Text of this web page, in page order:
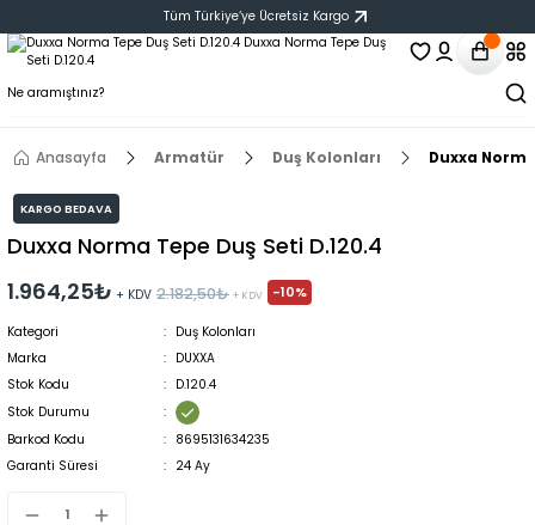
Tüm Türkiye‘ye Ücretsiz Kargo
Anasayfa Armatür Duş Kolonları Duxxa
KARGO BEDAVA
Duxxa Norma Tepe Duş Seti D.120.4
1.964,25₺ + KDV 2.182,50₺ + KDV -10%
Kategori
Duş Kolonları
Marka
DUXXA
Stok Kodu
D.120.4
Stok Durumu
Barkod Kodu
8695131634235
Garanti Süresi
24 Ay